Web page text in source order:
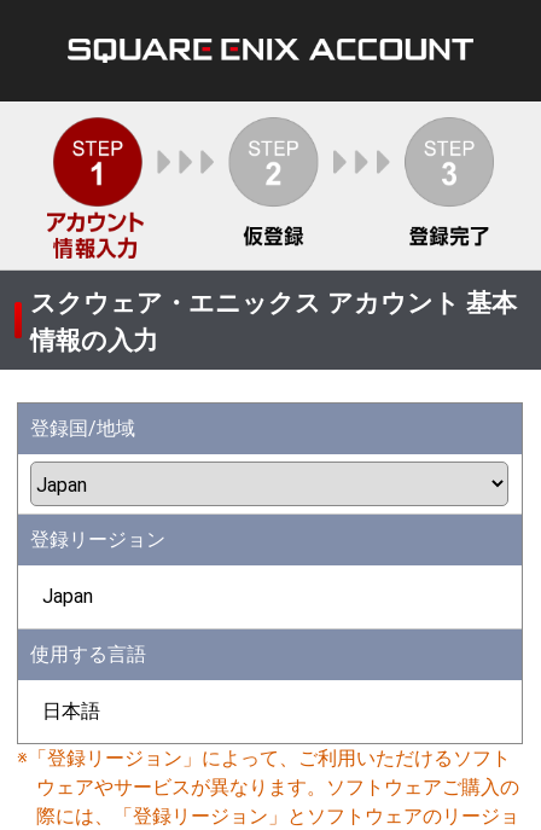
スクウェア・エニックス アカウント 基本
情報の入力
登録国/地域
登録リージョン
Japan
使用する言語
日本語
※「登録リージョン」によって、ご利用いただけるソフト
ウェアやサービスが異なります。ソフトウェアご購入の
際には、「登録リージョン」とソフトウェアのリージョ